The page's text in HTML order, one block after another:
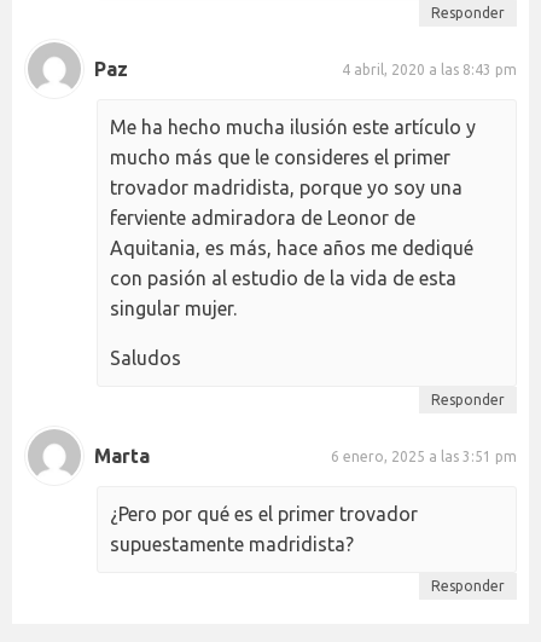
Responder
Paz 4 abril, 2020 a las 8:43 pm
Me ha hecho mucha ilusión este artículo y
mucho más que le consideres el primer
trovador madridista, porque yo soy una
ferviente admiradora de Leonor de
Aquitania, es más, hace años me dediqué
con pasión al estudio de la vida de esta
singular mujer.
Saludos
Responder
Marta 6 enero, 2025 a las 3:51 pm
¿Pero por qué es el primer trovador
supuestamente madridista?
Responder